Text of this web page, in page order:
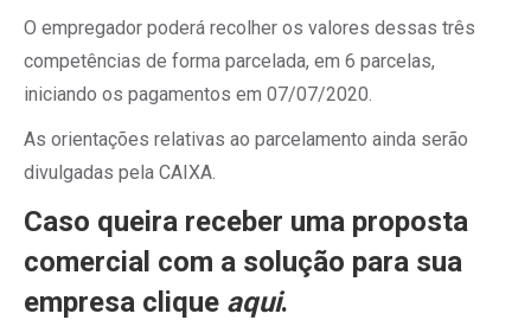
O empregador poderá recolher os valores dessas três
competências de forma parcelada, em 6 parcelas,
iniciando os pagamentos em 07/07/2020.
As orientações relativas ao parcelamento ainda serão
divulgadas pela CAIXA.
Caso queira receber uma proposta
comercial com a solução para sua
empresa clique aqui.